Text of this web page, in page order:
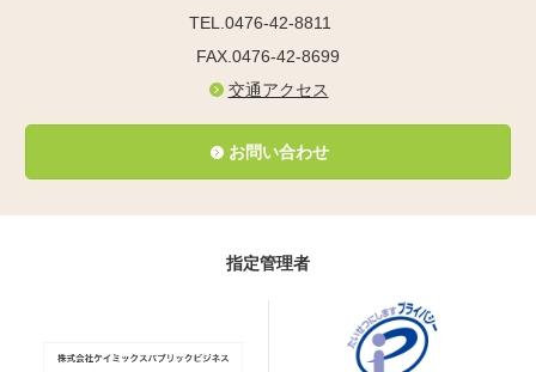
TEL.0476-42-8811
FAX.0476-42-8699
交通アクセス
お問い合わせ
指定管理者